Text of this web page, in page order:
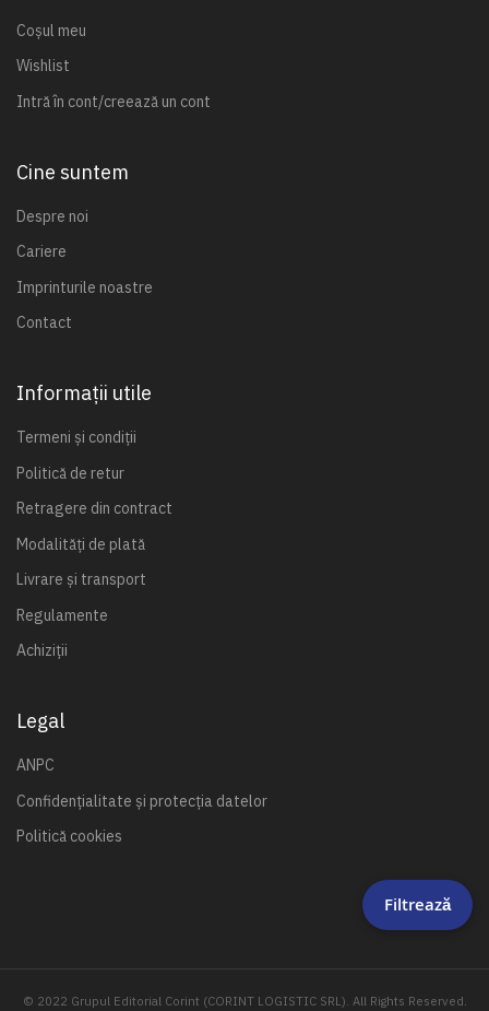
Coșul meu
Wishlist
Intră în cont/creează un cont
Cine suntem
Despre noi
Cariere
Imprinturile noastre
Contact
Informații utile
Termeni și condiții
Politică de retur
Retragere din contract
Modalități de plată
Livrare și transport
Regulamente
Achiziții
Legal
ANPC
Confidențialitate și protecția datelor
Politică cookies
© 2022 Grupul Editorial Corint (CORINT LOGISTIC SRL). All Rights Reserved.
Filtrează